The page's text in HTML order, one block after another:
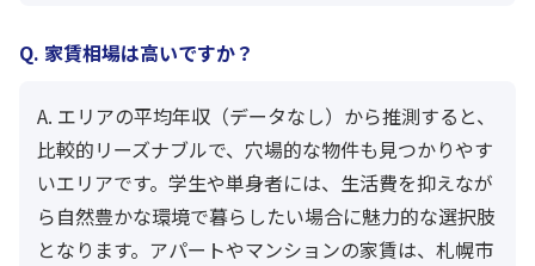
Q. 家賃相場は高いですか？
A. エリアの平均年収（データなし）から推測すると、
比較的リーズナブルで、穴場的な物件も見つかりやす
いエリアです。学生や単身者には、生活費を抑えなが
ら自然豊かな環境で暮らしたい場合に魅力的な選択肢
となります。アパートやマンションの家賃は、札幌市